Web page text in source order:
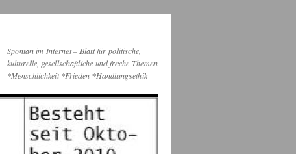
Spontan im Internet – Blatt für politische,
kulturelle, gesellschaftliche und freche Themen
*Menschlichkeit *Frieden *Handlungsethik